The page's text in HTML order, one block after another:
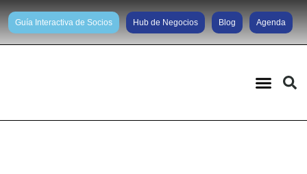
Guía Interactiva de Socios Hub de Negocios Blog Agenda